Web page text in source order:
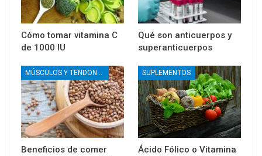
Cómo tomar vitamina C
de 1000 IU
Qué son anticuerpos y
superanticuerpos
MÚSCULOS Y TENDONES
Beneficios de comer
SUPLEMENTOS
Ácido Fólico o Vitamina